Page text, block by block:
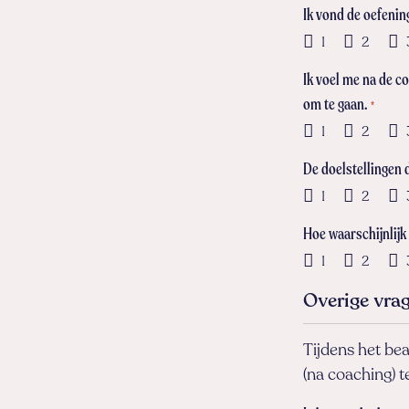
Ik vond de
1 2
Ik voel me na de
om te gaan. *
1 2
De doelstellingen
1 2
Hoe waarschijnlijk
1 2
Overige
Tijdens het
(na coaching)